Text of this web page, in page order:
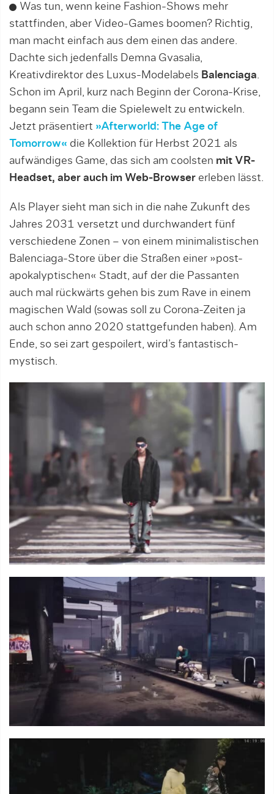
Was tun, wenn keine Fashion-Shows mehr
stattfinden, aber Video-Games boomen? Richtig,
man macht einfach aus dem einen das andere.
Dachte sich jedenfalls Demna Gvasalia,
Kreativdirektor des Luxus-Modelabels Balenciaga.
Schon im April, kurz nach Beginn der Corona-Krise,
begann sein Team die Spielewelt zu entwickeln.
Jetzt präsentiert »Afterworld: The Age of
Tomorrow« die Kollektion für Herbst 2021 als
aufwändiges Game, das sich am coolsten mit VR-
Headset, aber auch im Web-Browser erleben lässt.
Als Player sieht man sich in die nahe Zukunft des
Jahres 2031 versetzt und durchwandert fünf
verschiedene Zonen – von einem minimalistischen
Balenciaga-Store über die Straßen einer »post-
apokalyptischen« Stadt, auf der die Passanten
auch mal rückwärts gehen bis zum Rave in einem
magischen Wald (sowas soll zu Corona-Zeiten ja
auch schon anno 2020 stattgefunden haben). Am
Ende, so sei zart gespoilert, wird’s fantastisch-
mystisch.